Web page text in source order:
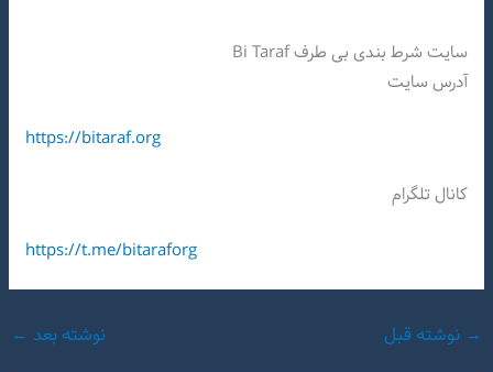
سایت شرط بندی بی طرف Bi Taraf
آدرس سایت
https://bitaraf.org
کانال تلگرام
https://t.me/bitaraforg
→ نوشته قبل نوشته بعد ←